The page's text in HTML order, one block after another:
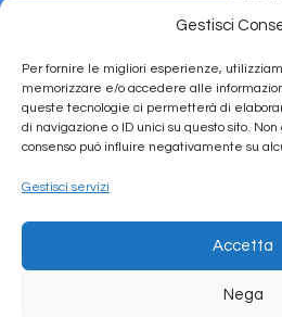
Gestisci
Per fornire le migliori esperienze,
memorizzare e/o accedere alle
queste tecnologie ci permetterà di
di navigazione o ID unici su questo sito.
consenso può influire negativamente su
Gestisci servizi
Accetta
Nega
Copyright © 2026 Ospedale